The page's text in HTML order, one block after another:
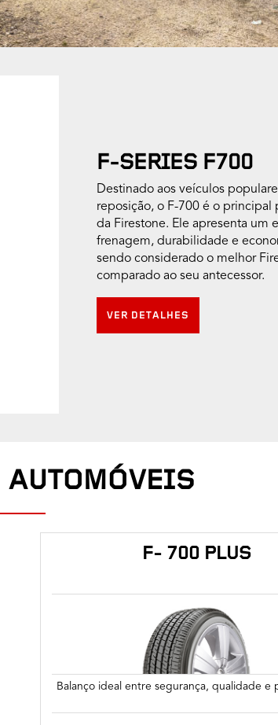
F-SERIES F700
Destinado aos veículos
reposição, o F-700 é o principal
da Firestone. Ele apresenta um
frenagem, durabilidade e
sendo considerado o melhor
comparado ao seu antecessor.
VER DETALHES
AUTOMÓVEIS
F- 700 PLUS
Balanço ideal entre segurança, qualidade e